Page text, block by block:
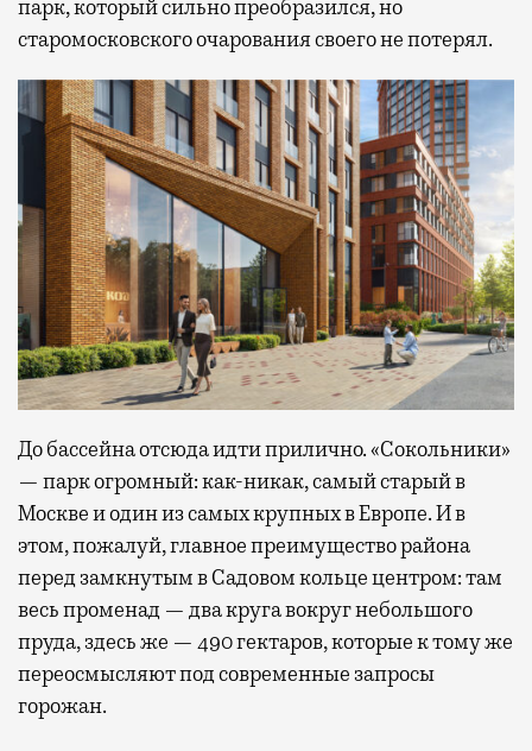
парк, который сильно преобразился, но
старомосковского очарования своего не потерял.
До бассейна отсюда идти прилично. «Сокольники»
— парк огромный: как-никак, самый старый в
Москве и один из самых крупных в Европе. И в
этом, пожалуй, главное преимущество района
перед замкнутым в Садовом кольце центром: там
весь променад — два круга вокруг небольшого
пруда, здесь же — 490 гектаров, которые к тому же
переосмысляют под современные запросы
горожан.